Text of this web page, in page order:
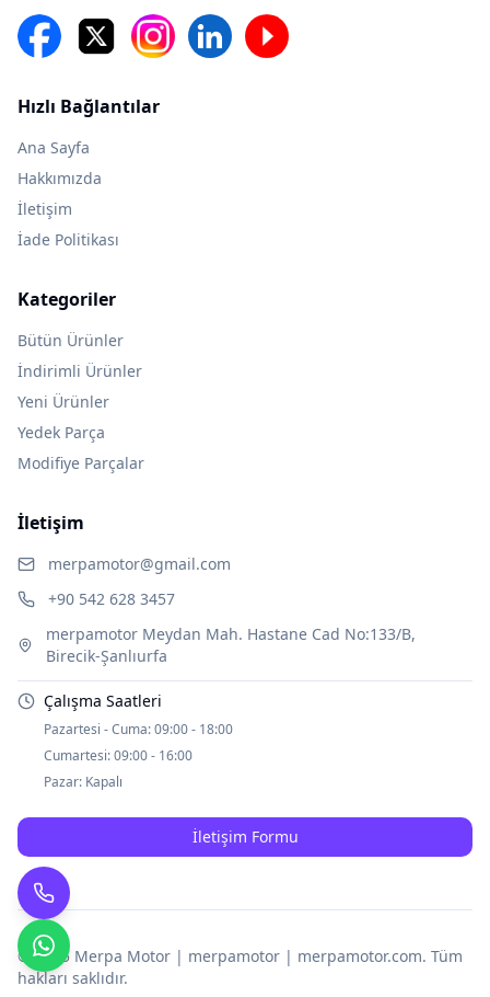
Hızlı Bağlantılar
Ana Sayfa
Hakkımızda
İletişim
İade Politikası
Kategoriler
Bütün Ürünler
İndirimli Ürünler
Yeni Ürünler
Yedek Parça
Modifiye Parçalar
İletişim
merpamotor@gmail.com
+90 542 628 3457
merpamotor Meydan Mah. Hastane Cad No:133/B,
Birecik-Şanlıurfa
Çalışma Saatleri
Pazartesi - Cuma:09:00 - 18:00
Cumartesi:09:00 - 16:00
Pazar: Kapalı
İletişim Formu
© 2025 Merpa Motor | merpamotor | merpamotor.com. Tüm
hakları saklıdır.